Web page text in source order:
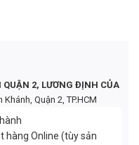
QUẬN 2, LƯƠNG ĐỊNH CỦA
Quận 2, TP.HCM
hàng Online (tùy sản